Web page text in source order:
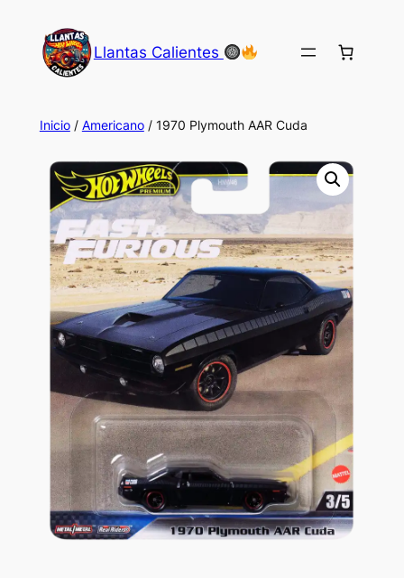
contenido
Llantas Calientes
Inicio/ Americano/ 1970 Plymouth AAR Cuda